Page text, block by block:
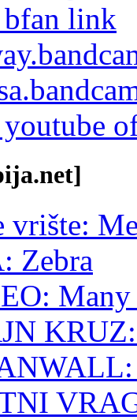
bfan link
youtube
Zebra
Many